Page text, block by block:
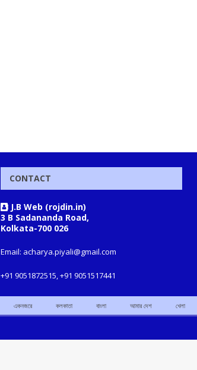
CONTACT
J.B Web (rojdin.in)
3 B Sadananda Road,
Kolkata-700 026
Email: acharya.piyali@gmail.com
+91 9051872515, +91 9051517441
একনজরে কলকাতা বাংলা আমার দেশ খেলা